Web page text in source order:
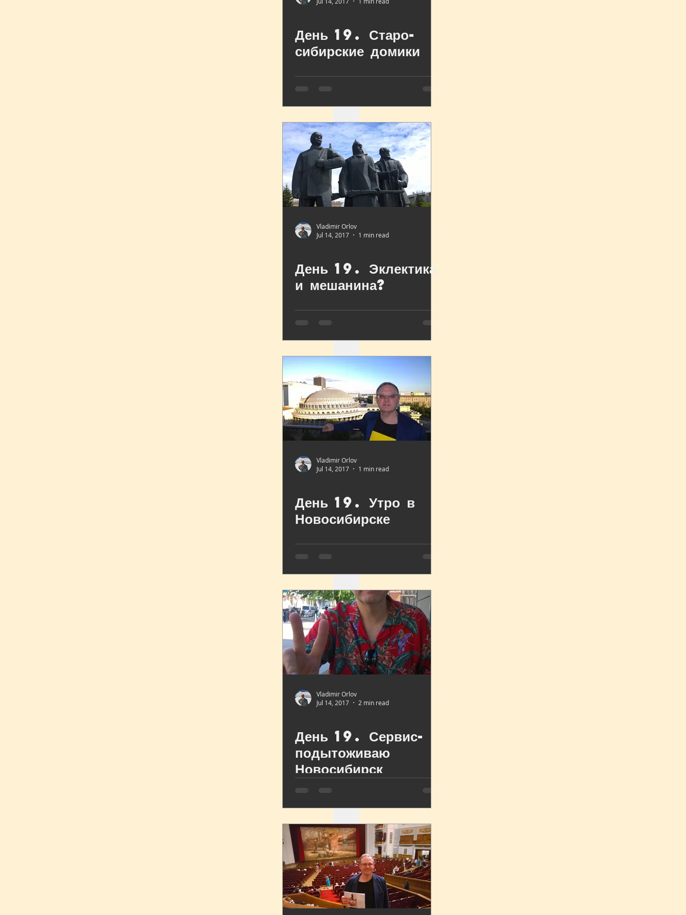
День 19. Старо-
сибирские домики
Vladimir Orlov
Jul 14, 2017
1 min read
День 19. Эклектика
и мешанина?
Vladimir Orlov
Jul 14, 2017
1 min read
День 19. Утро в
Новосибирске
Vladimir Orlov
Jul 14, 2017
2 min read
День 19. Сервис-
подытоживаю
Новосибирск